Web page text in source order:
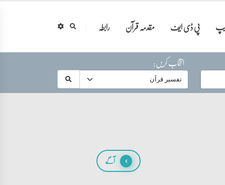
پی ڈی ایف مقدمہ قرآن
رابطہ
انتخاب کریں:
آگے